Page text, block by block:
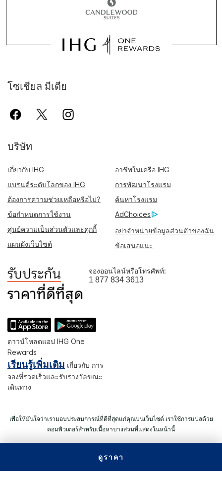
ดูราคา
โซเชียล มีเดีย
บริษัท
เกี่ยวกับ IHG
อาชีพในเครือ IHG
แบรนด์ระดับโลกของ IHG
การพัฒนาโรงแรม
ต้องการความช่วยเหลือหรือไม่?
ค้นหาโรงแรม
ข้อกำหนดการใช้งาน
AdChoices
ศูนย์ความเป็นส่วนตัวและคุกกี้
อย่าจำหน่ายข้อมูลส่วนตัวของฉัน
แผนผังเว็บไซต์
ข้อเสนอแนะ
จองออนไลน์หรือโทรศัพท์:
1 877 834 3613
ดาวน์โหลดแอป IHG One
Rewards
เรียนรู้เพิ่มเติม เกี่ยวกับ การ
จองที่รวดเร็วและรับรางวัลขณะ
เดินทาง
เพื่อให้มั่นใจว่าเรามอบประสบการณ์ที่ดีที่สุดแก่คุณบนเว็บไซต์ เราใช้การแปลด้วย
คอมพิวเตอร์สำหรับเนื้อหาบางส่วนที่แสดงในหน้านี้
© 2026 IHG สงวนลิขสิทธิ์ โรงแรมส่วนใหญ่ถือกรรมสิทธิ์ และดำเนิน
การโดยอิสระ